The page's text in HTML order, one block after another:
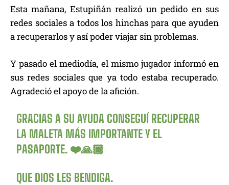
Esta mañana, Estupiñán realizó un pedido en sus
redes sociales a todos los hinchas para que ayuden
a recuperarlos y así poder viajar sin problemas.
Y pasado el mediodía, el mismo jugador informó en
sus redes sociales que ya todo estaba recuperado.
Agradeció el apoyo de la afición.
GRACIAS A SU AYUDA CONSEGUÍ RECUPERAR
LA MALETA MÁS IMPORTANTE Y EL
PASAPORTE. ❤️🙏🏾
QUE DIOS LES BENDIGA.